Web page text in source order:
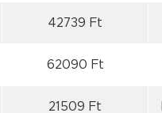
42739 Ft
62090 Ft
21509 Ft